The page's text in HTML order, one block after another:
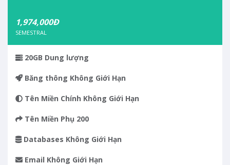
1,974,000Đ
SEMESTRAL
20GB Dung lượng
Băng thông Không Giới Hạn
Tên Miền Chính Không Giới Hạn
Tên Miền Phụ 200
Databases Không Giới Hạn
Email Không Giới Hạn